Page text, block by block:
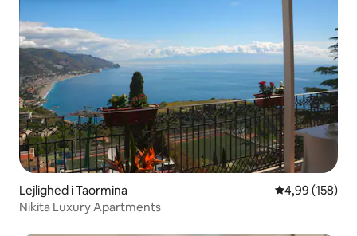
Lejlighed i Taormina 4,99 ud af 5 i
4,99 (158)
Nikita Luxury Apartments